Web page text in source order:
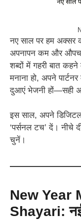
नए साल पर हम अक्सर
अपनापन कम और
शब्दों में गहरी बात
मनाना हो, अपने
दुआएं भेजनी हों—सही
इस साल, अपने
‘पर्सनल टच’ दें। नीचे
चुनें।
New Year
Shayari: नई